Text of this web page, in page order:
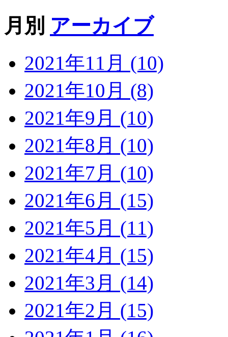
月別 アーカイブ
2021年11月 (10)
2021年10月 (8)
2021年9月 (10)
2021年8月 (10)
2021年7月 (10)
2021年6月 (15)
2021年5月 (11)
2021年4月 (15)
2021年3月 (14)
2021年2月 (15)